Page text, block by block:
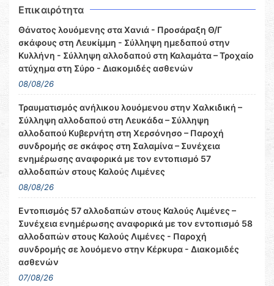
Επικαιρότητα
Θάνατος λουόμενης στα Χανιά - Προσάραξη Θ/Γ
σκάφους στη Λευκίμμη - Σύλληψη ημεδαπού στην
Κυλλήνη - Σύλληψη αλλοδαπού στη Καλαμάτα – Τροχαίο
ατύχημα στη Σύρο - Διακομιδές ασθενών
08/08/26
Τραυματισμός ανήλικου λουόμενου στην Χαλκιδική –
Σύλληψη αλλοδαπού στη Λευκάδα – Σύλληψη
αλλοδαπού Κυβερνήτη στη Χερσόνησο – Παροχή
συνδρομής σε σκάφος στη Σαλαμίνα – Συνέχεια
ενημέρωσης αναφορικά με τον εντοπισμό 57
αλλοδαπών στους Καλούς Λιμένες
08/08/26
Εντοπισμός 57 αλλοδαπών στους Καλούς Λιμένες –
Συνέχεια ενημέρωσης αναφορικά με τον εντοπισμό 58
αλλοδαπών στους Καλούς Λιμένες - Παροχή
συνδρομής σε λουόμενο στην Κέρκυρα - Διακομιδές
ασθενών
07/08/26